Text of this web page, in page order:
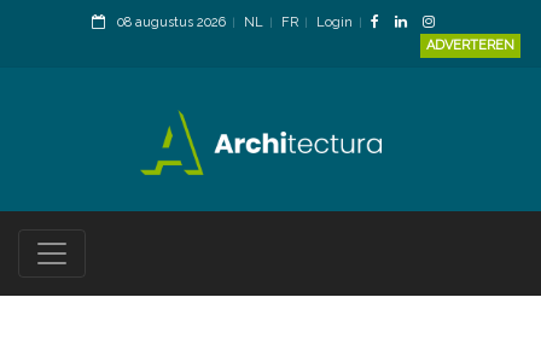
08 augustus 2026 NL FR
Login
ADVERTEREN